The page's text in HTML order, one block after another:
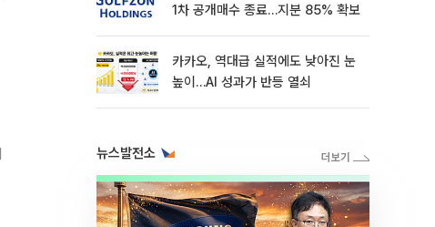
1차 공개매수 종료…지분 85% 확보
카카오, 역대급 실적에도 낮아진 눈
높이…AI 성과가 반등 열쇠
뉴스발전소